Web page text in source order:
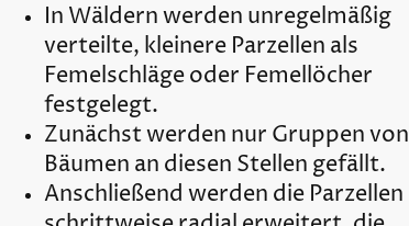
In Wäldern werden unregelmäßig
verteilte, kleinere Parzellen als
Femelschläge oder Femellöcher
festgelegt.
Zunächst werden nur Gruppen von
Bäumen an diesen Stellen gefällt.
Anschließend werden die Parzellen